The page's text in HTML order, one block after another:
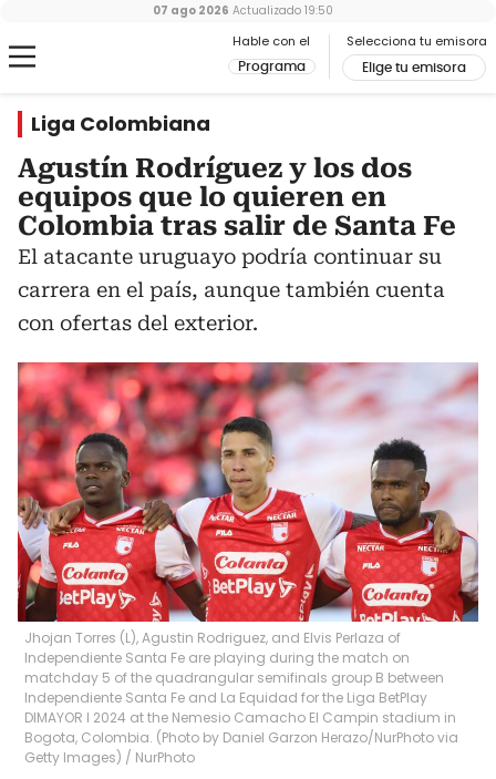
Hable con el
Programa
Selecciona tu emisora
Elige tu emisora
07 ago 2026 Actualizado 19:50
Liga Colombiana
Agustín Rodríguez y los dos
equipos que lo quieren en
Colombia tras salir de Santa Fe
El atacante uruguayo podría continuar su
carrera en el país, aunque también cuenta
con ofertas del exterior.
Jhojan Torres (L), Agustin Rodriguez, and Elvis Perlaza of
Independiente Santa Fe are playing during the match on
matchday 5 of the quadrangular semifinals group B between
Independiente Santa Fe and La Equidad for the Liga BetPlay
DIMAYOR I 2024 at the Nemesio Camacho El Campin stadium in
Bogota, Colombia. (Photo by Daniel Garzon Herazo/NurPhoto via
Getty Images) / NurPhoto